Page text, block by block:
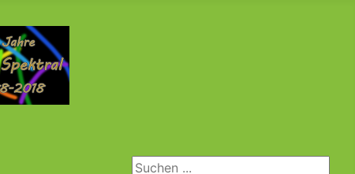
Suchen ...